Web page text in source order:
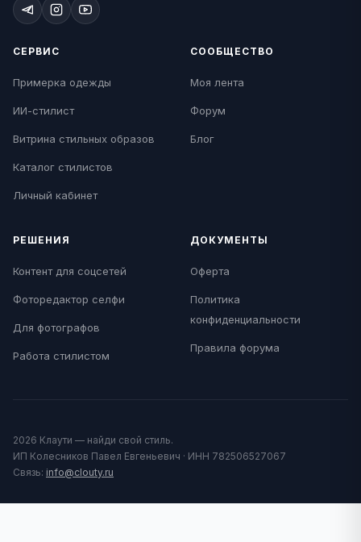
СЕРВИС
Примерка одежды
ИИ-стилист
Витрина стильных образов
Каталог стилистов
Личный кабинет
СООБЩЕСТВО
Моя лента
Форум
Блог
РЕШЕНИЯ
Контент для соцсетей
Фоторедактор селфи
Для фотографов
Работа стилистом
ДОКУМЕНТЫ
Оферта
Политика
конфиденциальности
Правила форума
2026 Клаути — найди свой стиль.
ИП Колесников Павел Евгеньевич · ИНН 782506527067
Связь: info@clouty.ru